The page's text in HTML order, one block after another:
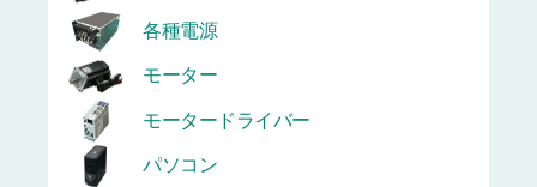
各種電源
モーター
モータードライバー
パソコン